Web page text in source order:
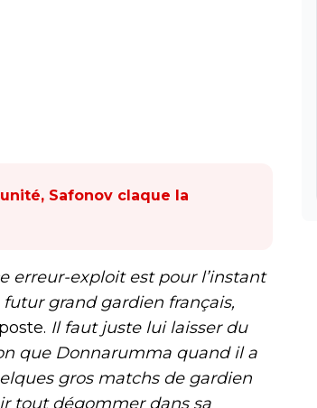
Safonov claque la
erreur-exploit est pour l’instant
futur grand gardien français,
Il faut juste lui laisser du
que Donnarumma quand il a
gros matchs de gardien
tout dégommer dans sa